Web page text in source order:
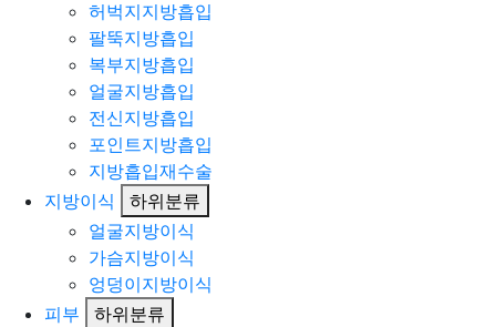
허벅지지방흡입
팔뚝지방흡입
복부지방흡입
얼굴지방흡입
전신지방흡입
포인트지방흡입
지방흡입재수술
지방이식
하위분류
얼굴지방이식
가슴지방이식
엉덩이지방이식
피부
하위분류